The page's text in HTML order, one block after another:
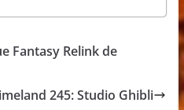
Fantasy Relink de
245: Studio Ghibli